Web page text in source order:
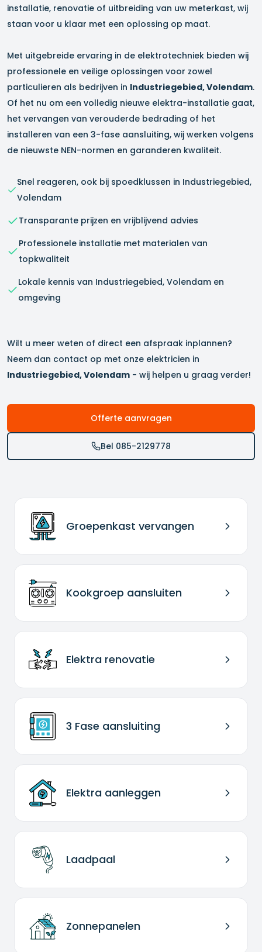
installatie, renovatie of uitbreiding van uw meterkast, wij
staan voor u klaar met een oplossing op maat.
Met uitgebreide ervaring in de elektrotechniek bieden wij
professionele en veilige oplossingen voor zowel
particulieren als bedrijven in Industriegebied, Volendam.
Of het nu om een volledig nieuwe elektra-installatie gaat,
het vervangen van verouderde bedrading of het
installeren van een 3-fase aansluiting, wij werken volgens
de nieuwste NEN-normen en garanderen kwaliteit.
Snel reageren, ook bij spoedklussen in Industriegebied,
Volendam
Transparante prijzen en vrijblijvend advies
Professionele installatie met materialen van
topkwaliteit
Lokale kennis van Industriegebied, Volendamen
omgeving
Wilt u meer weten of direct een afspraak inplannen?
Neem dan contact op met onze elektricien in
Industriegebied, Volendam - wij helpen u graag verder!
Offerte aanvragen
Bel 085-2129778
Groepenkast vervangen
Kookgroep aansluiten
Elektra renovatie
3 Fase aansluiting
Elektra aanleggen
Laadpaal
Zonnepanelen